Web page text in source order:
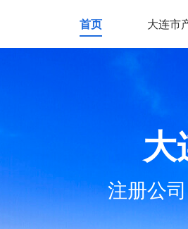
首页 大连市
大
注册公